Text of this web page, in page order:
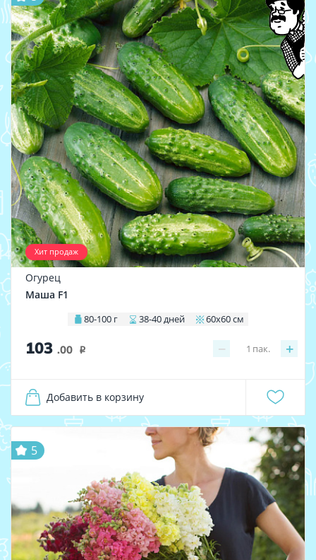
Хит продаж
Огурец
Маша F1
80-100 г 38-40 дней 60х60 см
103 .00 i − +
1 пак.
Добавить в корзину
5